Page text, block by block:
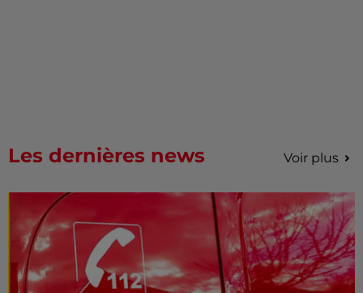
Les dernières news Voir plus